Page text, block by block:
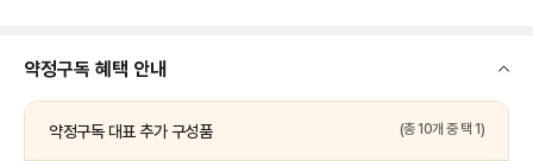
약정구독 혜택 안내
약정구독 대표 추가 구성품 (총 10개 중 택 1)